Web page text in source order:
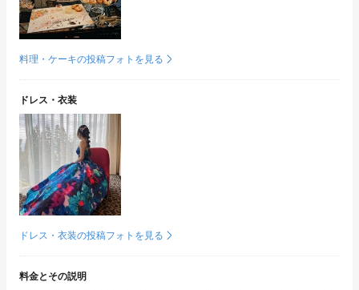
料理・ケーキの投稿フォトを見る
ドレス・衣装
ドレス・衣装の投稿フォトを見る
料金とその説明